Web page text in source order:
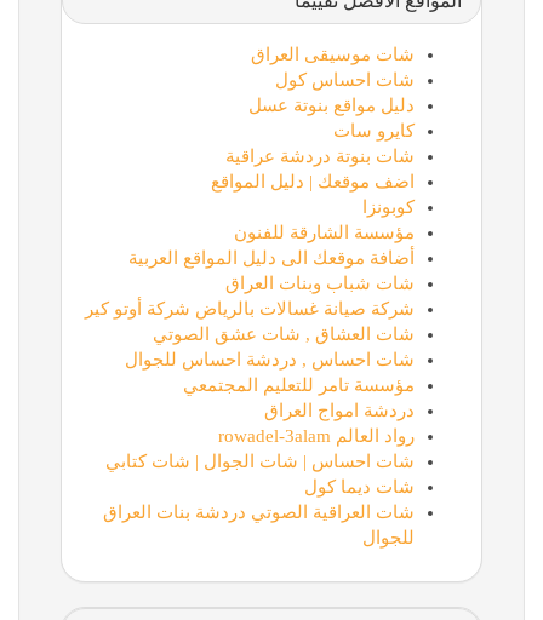
شات موسيقى العراق
شات احساس كول
دليل مواقع بنوتة عسل
كايرو سات
شات بنوتة دردشة عراقية
اضف موقعك | دليل المواقع
كوبونزا
مؤسسة الشارقة للفنون
أضافة موقعك الى دليل المواقع العربية
شات شباب وبنات العراق
شركة صيانة غسالات بالرياض شركة أوتو كير
شات العشاق , شات عشق الصوتي
شات احساس , دردشة احساس للجوال
مؤسسة تامر للتعليم المجتمعي
دردشة امواج العراق
رواد العالم rowadel-3alam
شات احساس | شات الجوال | شات كتابي
شات ديما كول
شات العراقية الصوتي دردشة بنات العراق
للجوال